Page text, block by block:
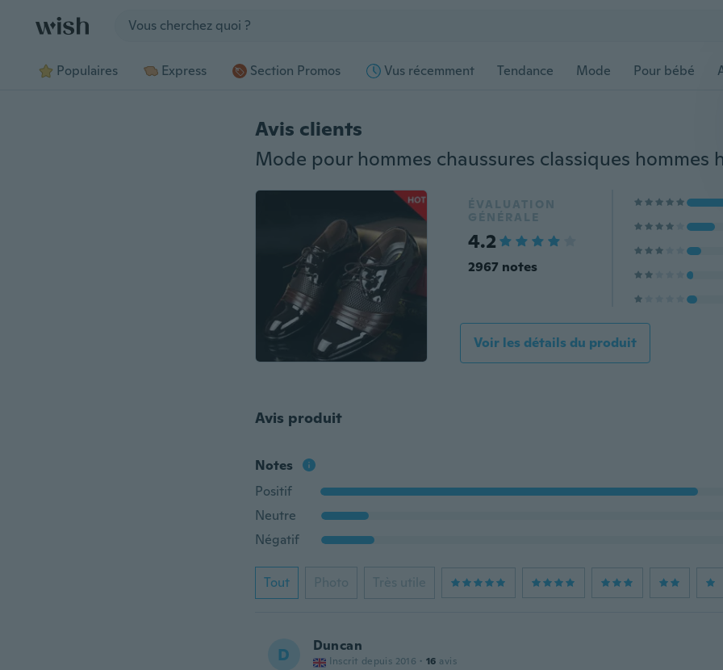
Populaires Express Section Promos Vus récemment Tendance Mode Pour bébé
Avis clients
ÉVALUATION
GÉNÉRALE
4.2
2967 notes
Voir les détails du produit
Avis produit
Notes
Positif
Neutre
Négatif
Tout Photo Très utile
D Duncan
Inscrit depuis 2016 · 16 avis